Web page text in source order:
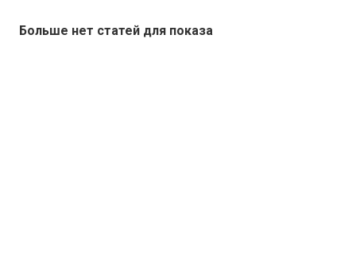
Больше нет статей для показа